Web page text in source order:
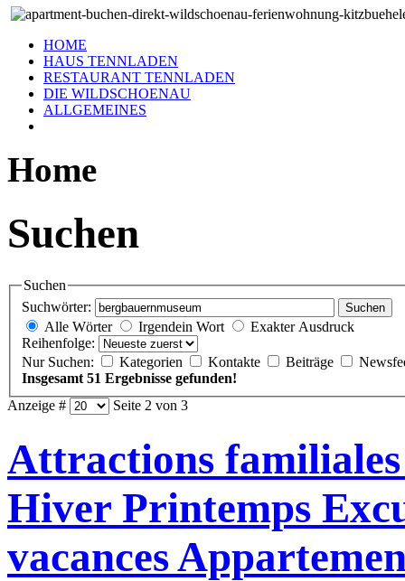
HOME
HAUS TENNLADEN
RESTAURANT TENNLADEN
DIE WILDSCHOENAU
ALLGEMEINES
Home
Suchen
Suchen
Suchwörter:
Suchen
Alle Wörter Irgendein Wort
Exakter Ausdruck
Reihenfolge:
Nur Suchen:
Kategorien Kontakte Beiträge
Insgesamt 51 Ergebnisse gefunden!
Anzeige #
Seite 2 von 3
Attractions
Hiver Printemps
vacances